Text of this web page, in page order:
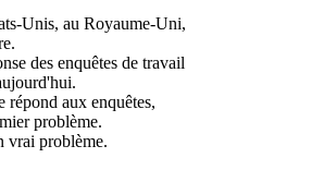
Unis, au Royaume-Uni,
des enquêtes de travail
répond aux enquêtes,
problème.
vrai problème.